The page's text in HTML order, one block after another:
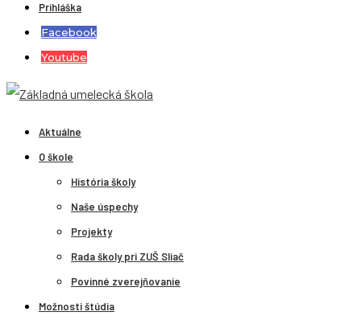
Prihláška
Facebook
Youtube
Aktuálne
O škole
História školy
Naše úspechy
Projekty
Rada školy pri ZUŠ Sliač
Povinné zverejňovanie
Možnosti štúdia